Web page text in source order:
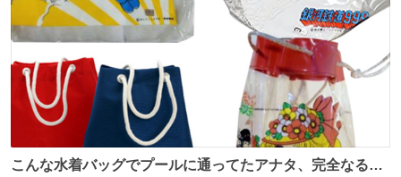
こんな水着バッグでプールに通ってたアナタ、完全なる同